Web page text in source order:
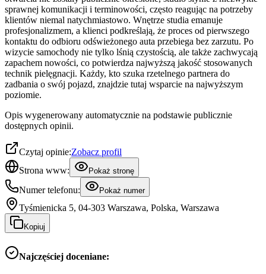
sprawnej komunikacji i terminowości, często reagując na potrzeby
klientów niemal natychmiastowo. Wnętrze studia emanuje
profesjonalizmem, a klienci podkreślają, że proces od pierwszego
kontaktu do odbioru odświeżonego auta przebiega bez zarzutu. Po
wizycie samochody nie tylko lśnią czystością, ale także zachwycają
zapachem nowości, co potwierdza najwyższą jakość stosowanych
technik pielęgnacji. Każdy, kto szuka rzetelnego partnera do
zadbania o swój pojazd, znajdzie tutaj wsparcie na najwyższym
poziomie.
Opis wygenerowany automatycznie na podstawie publicznie
dostępnych opinii.
Czytaj opinie:Zobacz profil
Strona www:
Pokaż stronę
Numer telefonu: Pokaż numer
Tyśmienicka 5, 04-303 Warszawa, Polska, Warszawa
Kopiuj
Najczęściej doceniane: